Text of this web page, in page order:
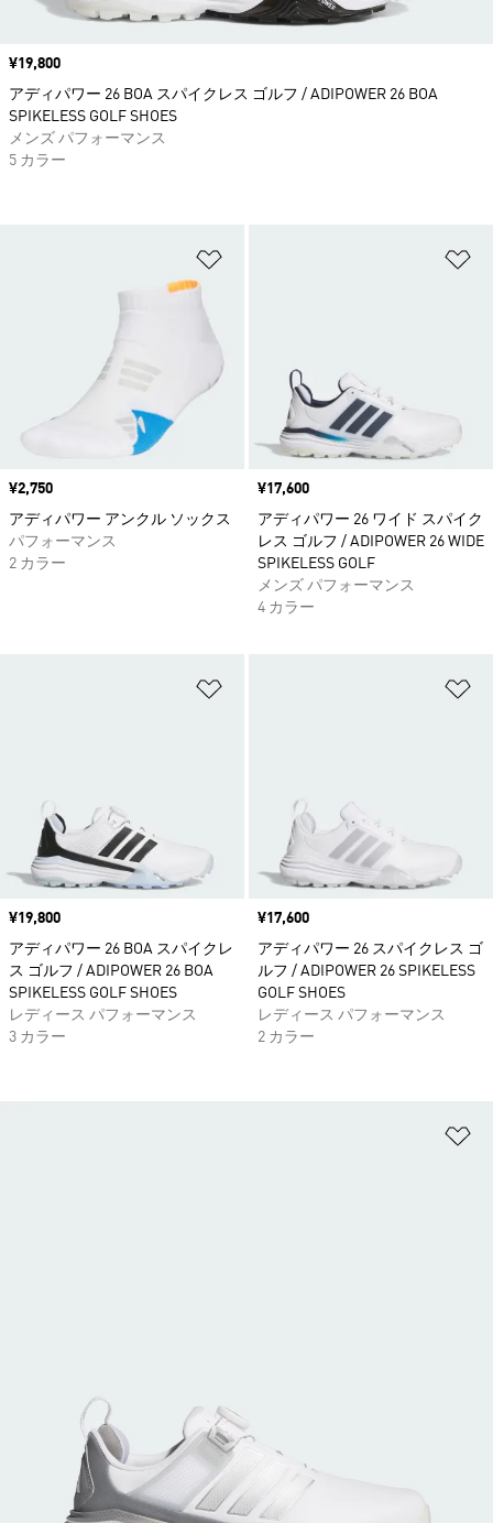
価格
¥2,750
アディパワー アンクル ソックス
パフォーマンス
2 カラー
価格
¥17,600
アディパワー 26 ワイド スパイク
レス ゴルフ / ADIPOWER 26 WIDE
SPIKELESS GOLF
メンズ パフォーマンス
4 カラー
価格
¥19,800
アディパワー 26 BOA スパイクレ
ス ゴルフ / ADIPOWER 26 BOA
SPIKELESS GOLF SHOES
レディース パフォーマンス
3 カラー
価格
¥17,600
アディパワー 26 スパイクレス ゴ
ルフ / ADIPOWER 26 SPIKELESS
GOLF SHOES
レディース パフォーマンス
2 カラー
価格
¥19,800
アディパワー 26 BOA スパイクレス ゴルフ / ADIPOWER 26 BOA
SPIKELESS GOLF SHOES
メンズ パフォーマンス
5 カラー